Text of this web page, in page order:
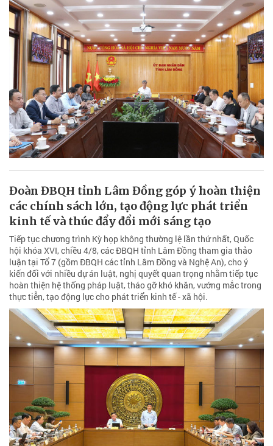
Đoàn ĐBQH tỉnh Lâm Đồng góp ý hoàn thiện
các chính sách lớn, tạo động lực phát triển
kinh tế và thúc đẩy đổi mới sáng tạo
Tiếp tục chương trình Kỳ họp không thường lệ lần thứ nhất, Quốc
hội khóa XVI, chiều 4/8, các ĐBQH tỉnh Lâm Đồng tham gia thảo
luận tại Tổ 7 (gồm ĐBQH các tỉnh Lâm Đồng và Nghệ An), cho ý
kiến đối với nhiều dự án luật, nghị quyết quan trọng nhằm tiếp tục
hoàn thiện hệ thống pháp luật, tháo gỡ khó khăn, vướng mắc trong
thực tiễn, tạo động lực cho phát triển kinh tế - xã hội.